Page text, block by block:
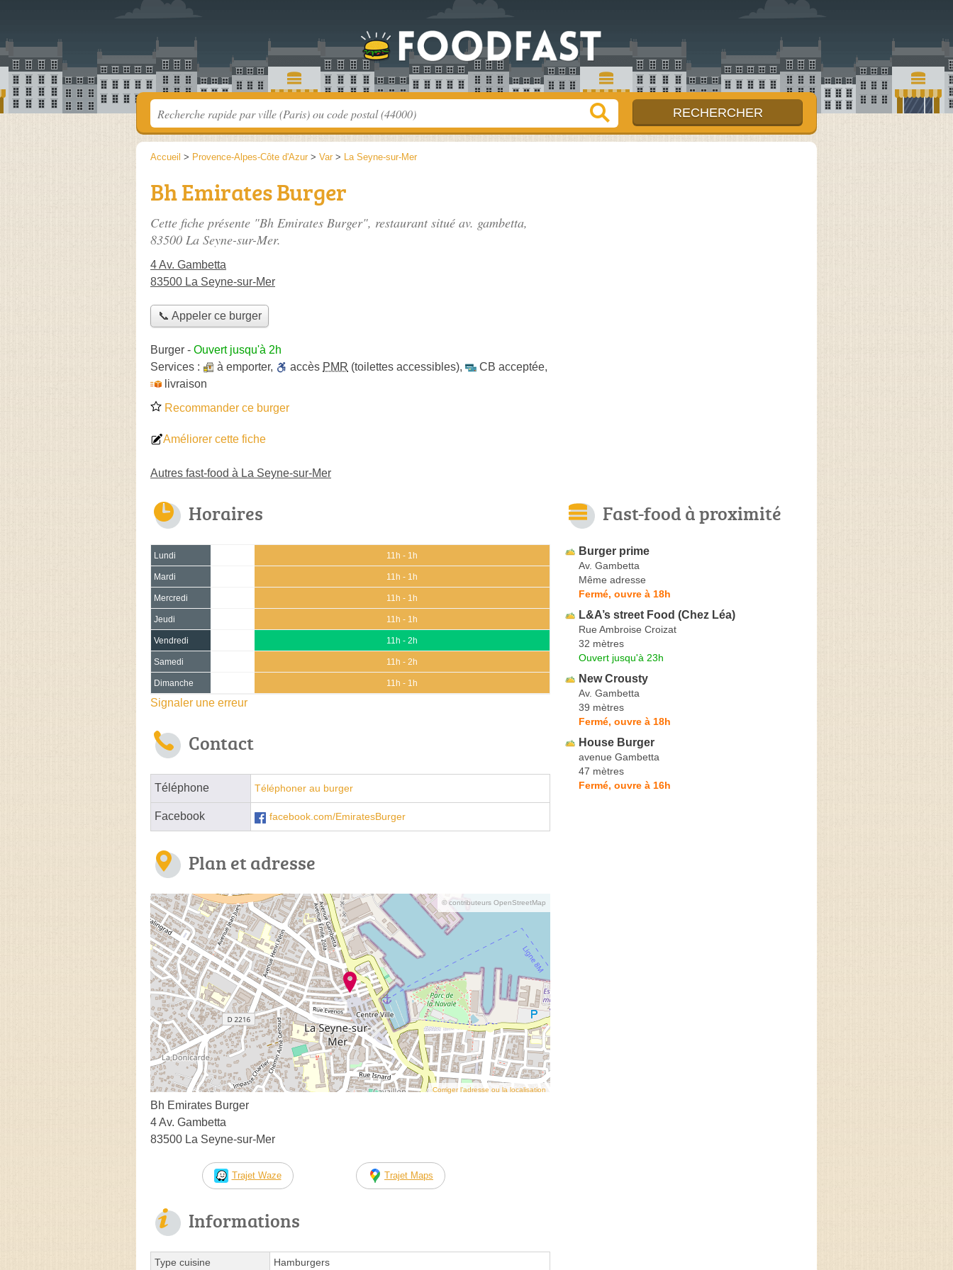
Accueil > Provence-Alpes-Côte d'Azur > Var > La Seyne-sur-Mer
Bh Emirates Burger
Cette fiche présente "Bh Emirates Burger", restaurant situé av. gambetta,
83500 La Seyne-sur-Mer.
4 Av. Gambetta
83500 La Seyne-sur-Mer
📞 Appeler ce burger
Burger - Ouvert jusqu'à 2h
Services :
à emporter, accès PMR (toilettes accessibles), CB acceptée,
livraison
Recommander ce burger
Améliorer cette fiche
Autres fast-food à La Seyne-sur-Mer
Horaires
Lundi 11h - 1h
Mardi 11h - 1h
Mercredi 11h - 1h
Jeudi 11h - 1h
Vendredi 11h - 2h
Samedi 11h - 2h
Dimanche 11h - 1h
Signaler une erreur
Contact
Téléphone Téléphoner au burger
Facebook facebook.com/EmiratesBurger
Plan et adresse
© contributeurs OpenStreetMap
Corriger l’adresse ou la localisation
Bh Emirates Burger
4 Av. Gambetta
83500 La Seyne-sur-Mer
Trajet Waze Trajet Maps
Informations
Type cuisine Hamburgers
Fast-food à proximité
Burger prime
Av. Gambetta
Même adresse
Fermé, ouvre à 18h
L&A’s street Food (Chez Léa)
Rue Ambroise Croizat
32 mètres
Ouvert jusqu'à 23h
New Crousty
Av. Gambetta
39 mètres
Fermé, ouvre à 18h
House Burger
avenue Gambetta
47 mètres
Fermé, ouvre à 16h